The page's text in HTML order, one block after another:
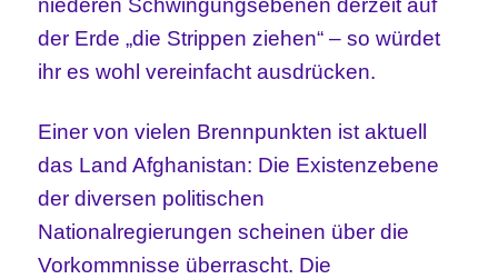
niederen Schwingungsebenen derzeit auf
der Erde „die Strippen ziehen“ – so würdet
ihr es wohl vereinfacht ausdrücken.
Einer von vielen Brennpunkten ist aktuell
das Land Afghanistan: Die Existenzebene
der diversen politischen
Nationalregierungen scheinen über die
Vorkommnisse überrascht. Die